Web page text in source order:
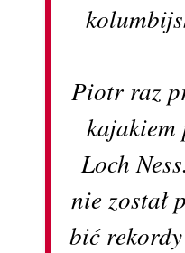
Piotr raz
Loch
nie został
bić